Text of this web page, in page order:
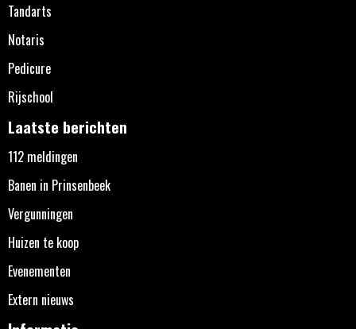
Tandarts
Notaris
Pedicure
Rijschool
Laatste berichten
112 meldingen
Banen in Prinsenbeek
Vergunningen
Huizen te koop
Evenementen
Extern nieuws